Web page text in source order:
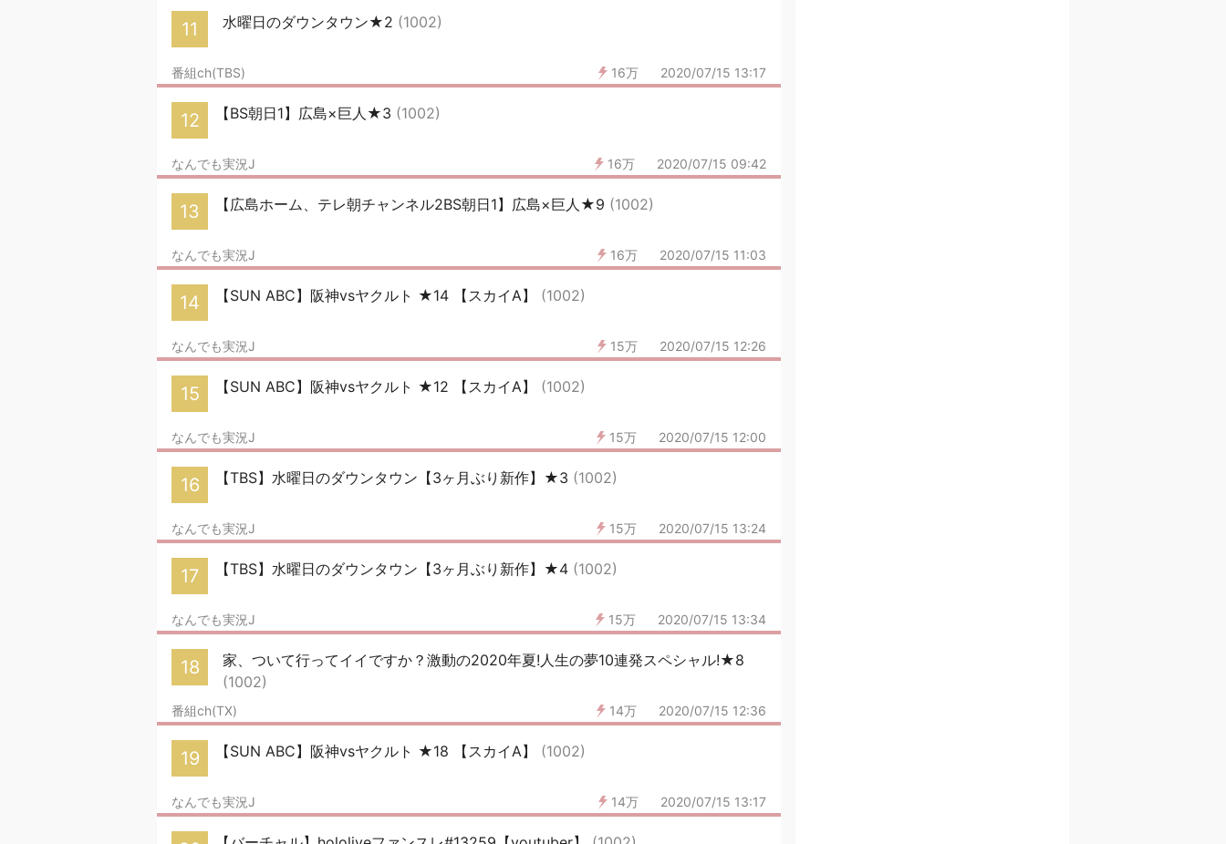
11 水曜日のダウンタウン★2 (1002)
16万 2020/07/15 13:17
番組ch(TBS)
12 【BS朝日1】広島×巨人★3 (1002)
16万 2020/07/15 09:42
なんでも実況J
13 【広島ホーム、テレ朝チャンネル2BS朝日1】広島×巨人★9 (1002)
16万 2020/07/15 11:03
なんでも実況J
14 【SUN ABC】阪神vsヤクルト ★14 【スカイA】 (1002)
15万 2020/07/15 12:26
なんでも実況J
15 【SUN ABC】阪神vsヤクルト ★12 【スカイA】 (1002)
15万 2020/07/15 12:00
なんでも実況J
16 【TBS】水曜日のダウンタウン【3ヶ月ぶり新作】★3 (1002)
15万 2020/07/15 13:24
なんでも実況J
17 【TBS】水曜日のダウンタウン【3ヶ月ぶり新作】★4 (1002)
15万 2020/07/15 13:34
なんでも実況J
18
家、ついて行ってイイですか？激動の2020年夏!人生の夢10連発スペシャル!★8
(1002)
14万 2020/07/15 12:36
番組ch(TX)
19 【SUN ABC】阪神vsヤクルト ★18 【スカイA】 (1002)
14万 2020/07/15 13:17
なんでも実況J